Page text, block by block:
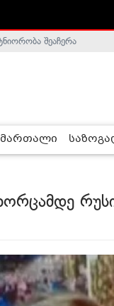
- ჰელსინკის
შეაჩერა